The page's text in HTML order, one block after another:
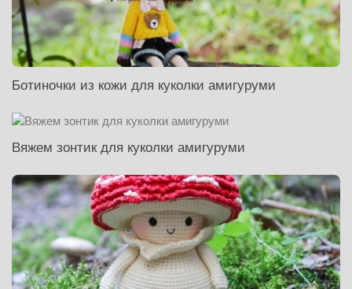
Ботиночки из кожи для куколки амигуруми
Вяжем зонтик для куколки амигуруми